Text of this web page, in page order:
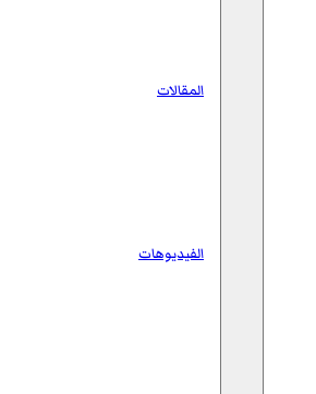
المقالات
الفيديوهات